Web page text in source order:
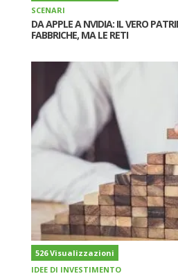
SCENARI
DA APPLE A NVIDIA: IL VERO
FABBRICHE, MA LE RETI
526 Visualizzazioni
IDEE DI INVESTIMENTO